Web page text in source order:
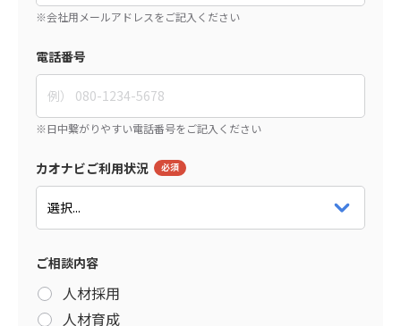
電話番号
カオナビご利用状況
ご相談内容
人材採用
人材育成